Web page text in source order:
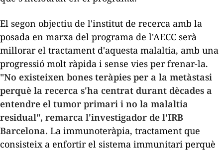
El segon objectiu de l'institut de recerca amb la
posada en marxa del programa de l'AECC serà
millorar el tractament d'aquesta malaltia, amb una
progressió molt ràpida i sense vies per frenar-la.
"No existeixen bones teràpies per a la metàstasi
perquè la recerca s'ha centrat durant dècades a
entendre el tumor primari i no la malaltia
residual", remarca l'investigador de l'IRB
Barcelona. La immunoteràpia, tractament que
consisteix a enfortir el sistema immunitari perquè